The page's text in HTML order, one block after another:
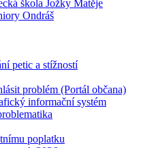
škola Jožky Matěje
Ondráš
petic a stížností
problém (Portál občana)
informační systém
poplatku